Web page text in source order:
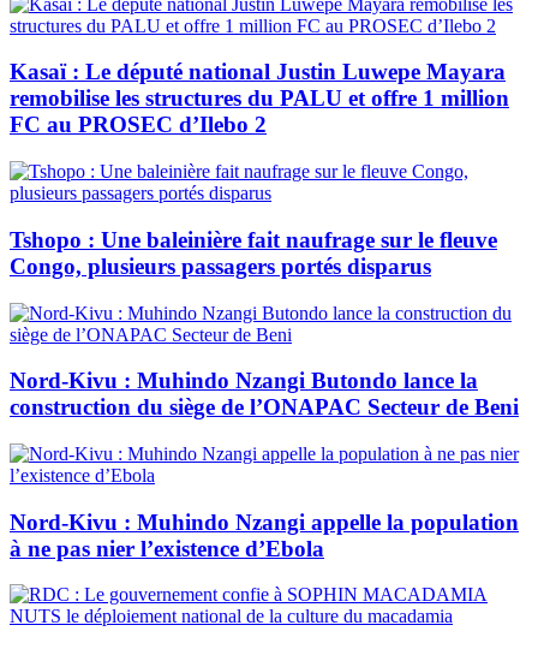
Kasaï : Le député national Justin Luwepe Mayara
remobilise les structures du PALU et offre 1 million
FC au PROSEC d’Ilebo 2
Tshopo : Une baleinière fait naufrage sur le fleuve
Congo, plusieurs passagers portés disparus
Nord-Kivu : Muhindo Nzangi Butondo lance la
construction du siège de l’ONAPAC Secteur de Beni
Nord-Kivu : Muhindo Nzangi appelle la population
à ne pas nier l’existence d’Ebola